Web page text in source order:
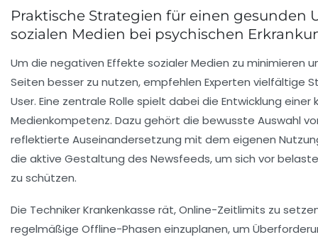
Praktische Strategien für einen gesunden
sozialen Medien bei psychischen
Um die negativen Effekte sozialer Medien zu minimieren
Seiten besser zu nutzen, empfehlen Experten vielfältige
User. Eine zentrale Rolle spielt dabei die Entwicklung einer
Medienkompetenz. Dazu gehört die bewusste Auswahl
reflektierte Auseinandersetzung mit dem eigenen
die aktive Gestaltung des Newsfeeds, um sich vor
zu schützen.
Die Techniker Krankenkasse rät, Online-Zeitlimits zu
regelmäßige Offline-Phasen einzuplanen, um